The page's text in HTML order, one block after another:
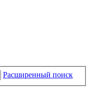
Расширенный поиск